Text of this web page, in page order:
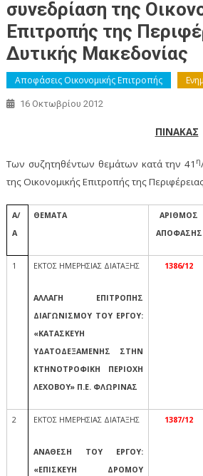
συνεδρίαση της
Επιτροπής της
Δυτικής Μακεδονίας
Αποφάσεις Οικονομικής Επιτροπής
16 Οκτωβρίου 2012
ΠΙΝΑΚΑΣ
Των συζητηθέντων θεμάτων κατά την 41 η
της Οικονομικής Επιτροπής της
Α/
Α
ΘΕΜΑΤΑ
ΑΡΙΘΜΟΣ
ΑΠΟΦΑΣΗΣ
1 ΕΚΤΟΣ ΗΜΕΡΗΣΙΑΣ ΔΙΑΤΑΞΗΣ
ΑΛΛΑΓΗ ΕΠΙΤΡΟΠΗΣ
ΔΙΑΓΩΝΙΣΜΟΥ ΤΟΥ ΕΡΓΟΥ:
«ΚΑΤΑΣΚΕΥΗ
ΥΔΑΤΟΔΕΞΑΜΕΝΗΣ ΣΤΗΝ
ΚΤΗΝΟΤΡΟΦΙΚΗ ΠΕΡΙΟΧΗ
ΛΕΧΟΒΟΥ» Π.Ε. ΦΛΩΡΙΝΑΣ
1386/12
2 ΕΚΤΟΣ ΗΜΕΡΗΣΙΑΣ ΔΙΑΤΑΞΗΣ
ΑΝΑΘΕΣΗ ΤΟΥ ΕΡΓΟΥ:
«ΕΠΙΣΚΕΥΗ ΔΡΟΜΟΥ
1387/12